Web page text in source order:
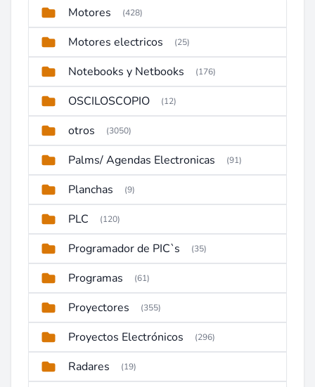
Motores (428)
Motores electricos (25)
Notebooks y Netbooks (176)
OSCILOSCOPIO (12)
otros (3050)
Palms/ Agendas Electronicas (91)
Planchas (9)
PLC (120)
Programador de PIC`s (35)
Programas (61)
Proyectores (355)
Proyectos Electrónicos (296)
Radares (19)